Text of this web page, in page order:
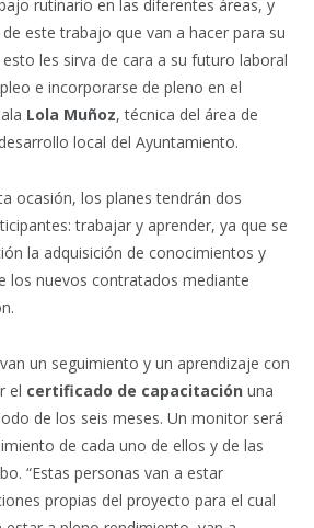
rutinario en las diferentes áreas, y
este trabajo que van a hacer para su
les sirva de cara a su futuro laboral
e incorporarse de pleno en el
Lola Muñoz, técnica del área de
local del Ayuntamiento.
ocasión, los planes tendrán dos
trabajar y aprender, ya que se
la adquisición de conocimientos y
los nuevos contratados mediante
un seguimiento y un aprendizaje con
el certificado de capacitación una
de los seis meses. Un monitor será
de cada uno de ellos y de las
“Estas personas van a estar
propias del proyecto para el cual